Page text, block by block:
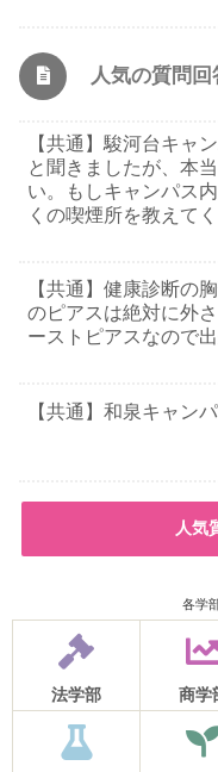
人気の質問回
【共通】駿河台キャ
と聞きましたが、本
い。もしキャンパス
くの喫煙所を教えてく
【共通】健康診断の
のピアスは絶対に外
ーストピアスなので
【共通】和泉キャン
人気
各学
法学部 商学